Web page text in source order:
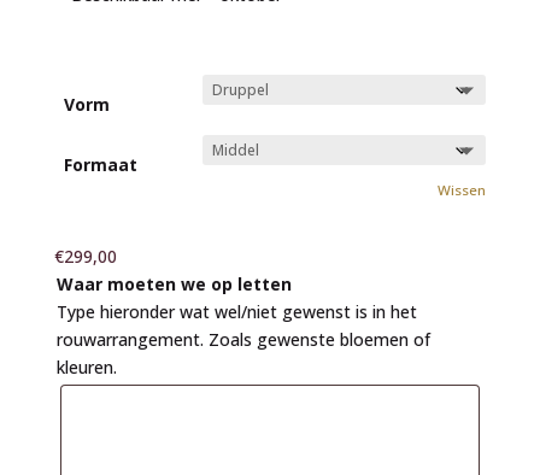
Vorm
Formaat
Wissen
€299,00
Waar moeten we op letten
Type hieronder wat wel/niet gewenst is in het
rouwarrangement. Zoals gewenste bloemen of
kleuren.